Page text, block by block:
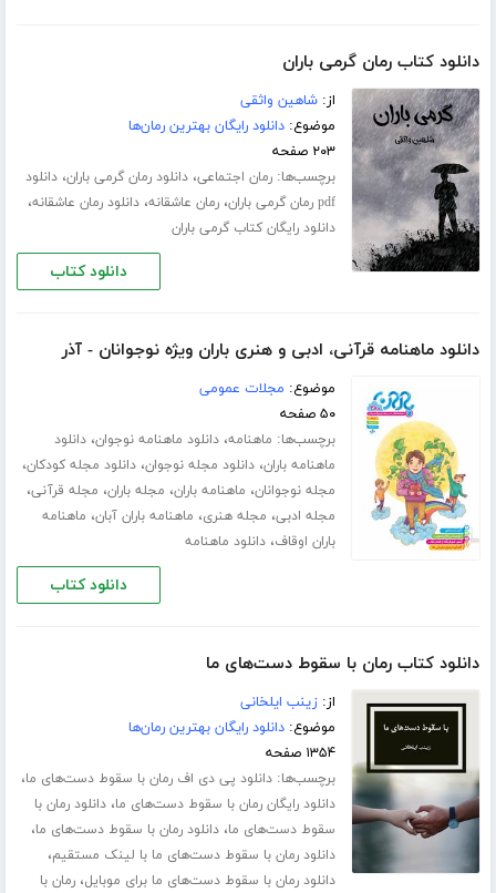
دانلود کتاب رمان گرمی باران
از:شاهین واثقی
موضوع:دانلود رایگان بهترین رمان‌ها
۲۰۳ صفحه
برچسب‌ها:رمان اجتماعی،دانلود رمان گرمی باران،دانلود
pdf رمان گرمی باران
،رمان عاشقانه،دانلود رمان عاشقانه،
دانلود رایگان کتاب گرمی باران
دانلود کتاب
دانلود ماهنامه قرآنی، ادبی و هنری باران ویژه نوجوانان - آذر
موضوع: مجلات عمومی
۵۰ صفحه
برچسب‌ها: ماهنامه،دانلود ماهنامه نوجوان،دانلود
ماهنامه باران،دانلود مجله نوجوان،دانلود مجله کودکان،
مجله نوجوانان، ماهنامه باران، مجله باران، مجله قرآنی،
مجله ادبی، مجله هنری، ماهنامه باران آبان، ماهنامه
باران اوقاف،دانلود ماهنامه
دانلود کتاب
دانلود کتاب رمان با سقوط دست‌های ما
از:زینب ایلخانی
موضوع:دانلود رایگان بهترین رمان‌ها
۱۳۵۴ صفحه
برچسب‌ها:دانلود پی دی اف رمان با سقوط دست‌های ما،
دانلود رایگان رمان با سقوط دست‌های ما،دانلود رمان با
سقوط دست‌های ما،دانلود رمان با سقوط دست‌های ما،
دانلود رمان با سقوط دست‌های ما با لینک مستقیم،
دانلود رمان با سقوط دست‌های ما برای موبایل،رمان با